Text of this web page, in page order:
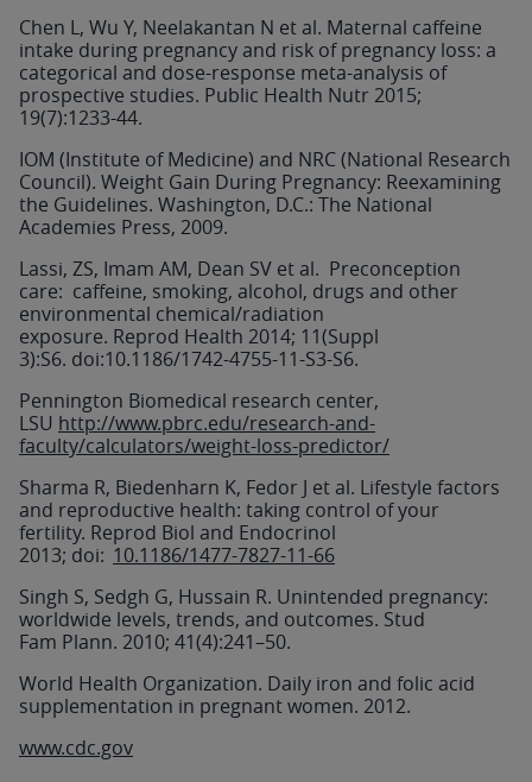
Chen L, Wu Y, Neelakantan N et al. Maternal caffeine
intake during pregnancy and risk of pregnancy loss: a
categorical and dose-response meta-analysis of
prospective studies. Public Health Nutr 2015;
19(7):1233-44.
IOM (Institute of Medicine) and NRC (National Research
Council). Weight Gain During Pregnancy: Reexamining
the Guidelines. Washington, D.C.: The National
Academies Press, 2009.
Lassi, ZS, Imam AM, Dean SV et al. Preconception
care: caffeine, smoking, alcohol, drugs and other
environmental chemical/radiation
exposure. Reprod Health 2014; 11(Suppl
3):S6. doi:10.1186/1742-4755-11-S3-S6.
Pennington Biomedical research center,
LSU http://www.pbrc.edu/research-and-
faculty/calculators/weight-loss-predictor/
Sharma R, Biedenharn K, Fedor J et al. Lifestyle factors
and reproductive health: taking control of your
fertility. Reprod Biol and Endocrinol
2013; doi: 10.1186/1477-7827-11-66
Singh S, Sedgh G, Hussain R. Unintended pregnancy:
worldwide levels, trends, and outcomes. Stud
Fam Plann. 2010; 41(4):241–50.
World Health Organization. Daily iron and folic acid
supplementation in pregnant women. 2012.
www.cdc.gov